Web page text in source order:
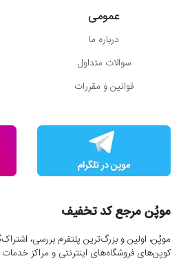
عمومی
درباره ما
سوالات متداول
قوانین و مقررات
موپُن مرجع کد تخفیف
موپُن، اولین و بزرگ‌ترین پلتفرم بررسی،
کوپن‌های فروشگاه‌های اینترنتی و مراکز خدمات